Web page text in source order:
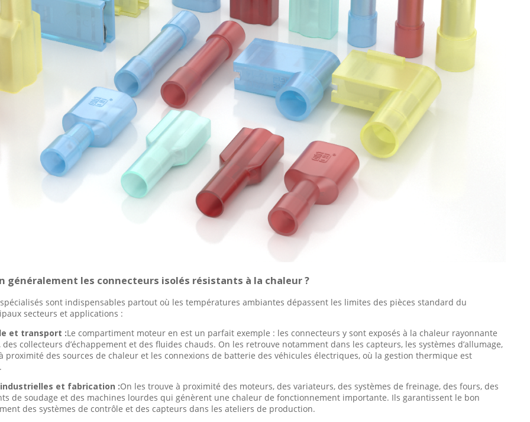
généralement les connecteurs isolés résistants à la chaleur ?
sont indispensables partout où les températures ambiantes dépassent les limites des pièces standard du
secteurs et applications :
et transport :Le compartiment moteur en est un parfait exemple : les connecteurs y sont exposés à la chaleur rayonnante
collecteurs d’échappement et des fluides chauds. On les retrouve notamment dans les capteurs, les systèmes d’allumage,
à proximité des sources de chaleur et les connexions de batterie des véhicules électriques, où la gestion thermique est
et fabrication :On les trouve à proximité des moteurs, des variateurs, des systèmes de freinage, des fours, des
de soudage et des machines lourdes qui génèrent une chaleur de fonctionnement importante. Ils garantissent le bon
des systèmes de contrôle et des capteurs dans les ateliers de production.